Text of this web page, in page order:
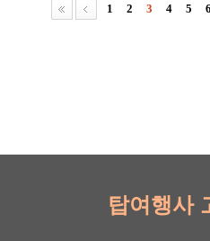
1 2 3 4 5 6
탑여행사